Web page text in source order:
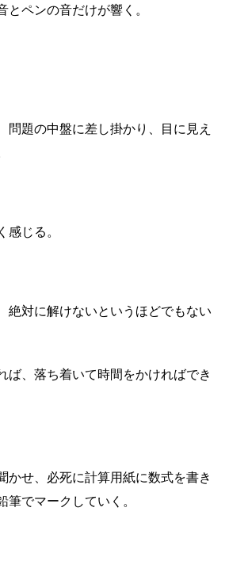
ペンの音だけが響く。
問題の中盤に差し掛かり、目に見え
じる。
絶対に解けないというほどでもない
ば、落ち着いて時間をかければでき
かせ、必死に計算用紙に数式を書き
筆でマークしていく。